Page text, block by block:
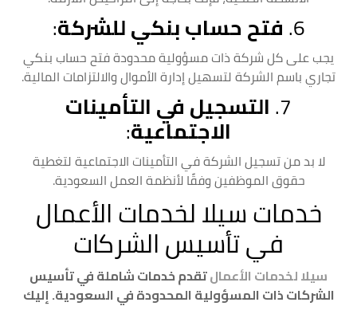
6. فتح حساب بنكي للشركة:
يجب على كل شركة ذات مسؤولية محدودة فتح حساب بنكي
تجاري باسم الشركة لتسهيل إدارة الأموال والالتزامات المالية.
7. التسجيل في التأمينات
الاجتماعية:
لا بد من تسجيل الشركة في التأمينات الاجتماعية لتغطية
حقوق الموظفين وفقًا لأنظمة العمل السعودية.
خدمات سيلا لخدمات الأعمال
في تأسيس الشركات
سيلا لخدمات الأعمالتقدم خدمات شاملة في تأسيس
الشركات ذات المسؤولية المحدودة في السعودية. إليك